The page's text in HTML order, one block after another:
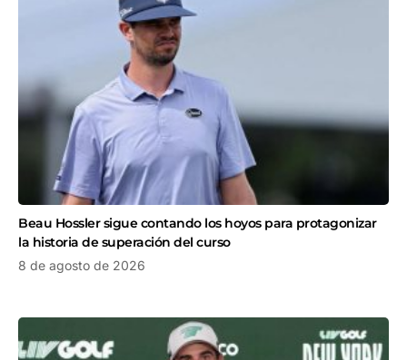
Beau Hossler sigue contando los hoyos para protagonizar
la historia de superación del curso
8 de agosto de 2026